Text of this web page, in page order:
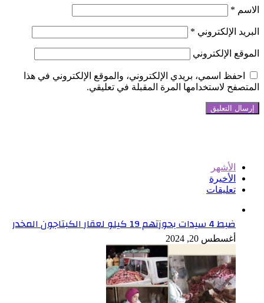
الاسم *
البريد الإلكتروني *
الموقع الإلكتروني
احفظ اسمي، بريدي الإلكتروني، والموقع الإلكتروني في هذا
المتصفح لاستخدامها المرة المقبلة في تعليقي.
الأشهر
الأخيرة
تعليقات
ضبط 4 سيدات بحوزتهم 19 كيلو لعقار الكبتاجون المخدر
أغسطس 20, 2024